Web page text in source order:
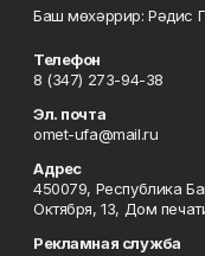
Баш мөхәррир: Рәдис
Телефон
8 (347) 273-94-38
Эл. почта
omet-ufa@mail.ru
Адрес
450079, Республика
Октября, 13, Дом
Рекламная служба